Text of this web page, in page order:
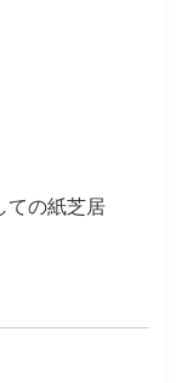
ての紙芝居